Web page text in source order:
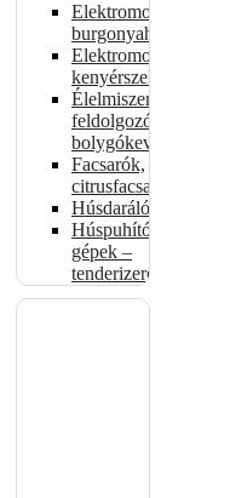
Elektromos
burgonyahámozók
Elektromos
kenyérszeletelők
Élelmiszer-
feldolgozók –
bolygókeverők
Facsarók,
citrusfacsarók
Húsdarálók
Húspuhító
gépek –
tenderizerek